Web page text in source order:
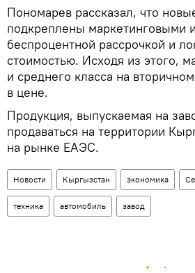
Пономарев рассказал, что
подкреплены маркетинговыми
беспроцентной рассрочкой и
стоимостью. Исходя из этого,
и среднего класса на
в цене.
Продукция, выпускаемая на
продаваться на территории
на рынке ЕАЭС.
Новости Кыргызстан экономика
техника автомобиль завод